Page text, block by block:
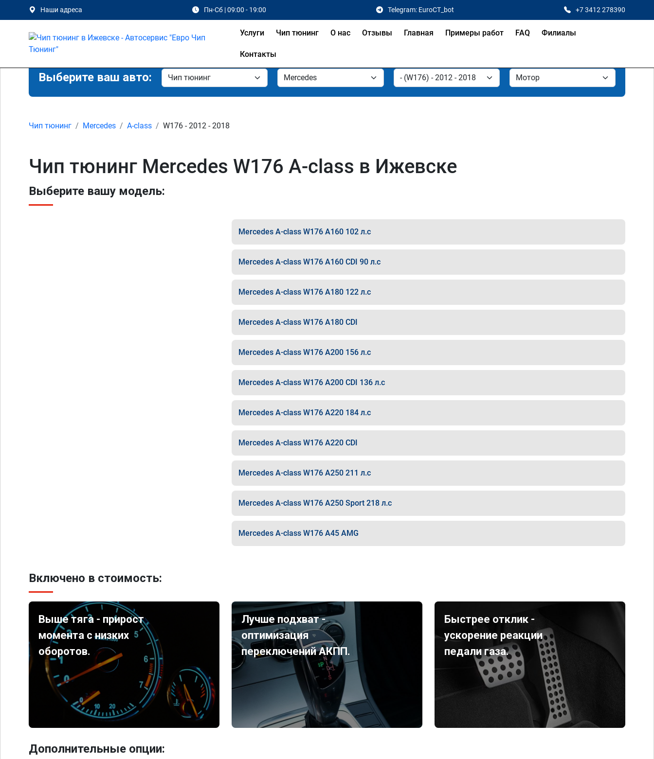
Наши адреса Пн-Сб | 09:00 - 19:00 Telegram: EuroCT_bot +7 3412 278390
Услуги Чип тюнинг О нас Отзывы Главная Примеры работ FAQ Филиалы
Контакты
Выберите ваш авто:
Чип тюнинг Mercedes A-class W176 - 2012 - 2018
Чип тюнинг Mercedes W176 A-class в Ижевске
Выберите вашу модель:
Mercedes A-class W176 A160 102 л.с
Mercedes A-class W176 A160 CDI 90 л.с
Mercedes A-class W176 A180 122 л.с
Mercedes A-class W176 A180 CDI
Mercedes A-class W176 A200 156 л.с
Mercedes A-class W176 A200 CDI 136 л.с
Mercedes A-class W176 A220 184 л.с
Mercedes A-class W176 A220 CDI
Mercedes A-class W176 A250 211 л.с
Mercedes A-class W176 A250 Sport 218 л.с
Mercedes A-class W176 A45 AMG
Включено в стоимость:
Выше тяга - прирост
момента с низких
оборотов.
Лучше подхват -
оптимизация
переключений АКПП.
Быстрее отклик -
ускорение реакции
педали газа.
Дополнительные опции: